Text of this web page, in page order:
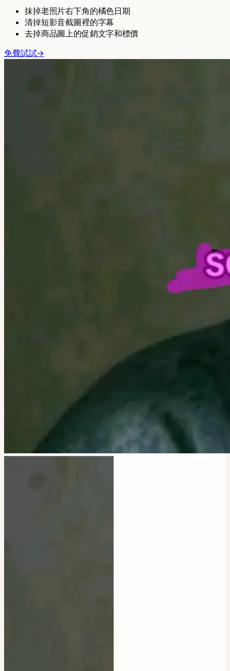
抹掉老照片右下角的橘色日期
清掉短影音截圖裡的字幕
去掉商品圖上的促銷文字和標價
免費試試→